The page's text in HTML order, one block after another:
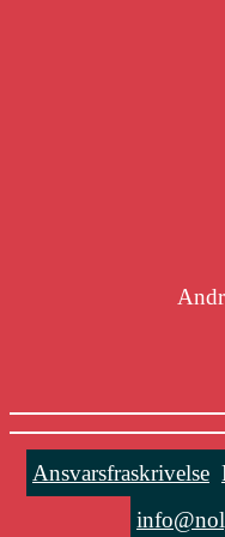
Ansvarsfraskrivelse